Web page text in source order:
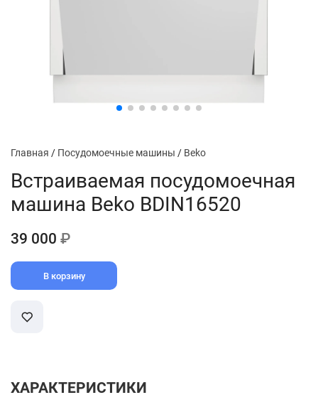
Главная / Посудомоечные машины / Beko
Встраиваемая посудомоечная
машина Beko BDIN16520
39 000 ₽
В корзину
ХАРАКТЕРИСТИКИ